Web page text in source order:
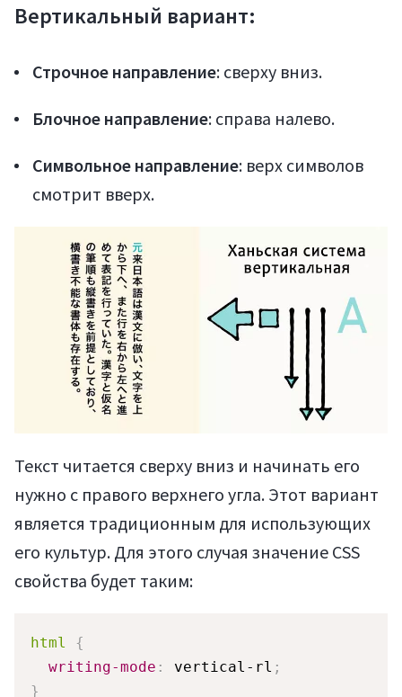
Вертикальный вариант:
Строчное направление: сверху вниз.
Блочное направление: справа налево.
Символьное направление: верх символов
смотрит вверх.
Текст читается сверху вниз и начинать его
нужно с правого верхнего угла. Этот вариант
является традиционным для использующих
его культур. Для этого случая значение CSS
свойства будет таким:
html
{
writing-mode : vertical-rl ;
}